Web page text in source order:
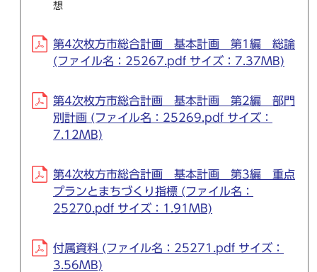
想
第4次枚方市総合計画 基本計画 第1編 総論
(ファイル名：25267.pdf サイズ：7.37MB)
第4次枚方市総合計画 基本計画 第2編 部門
別計画 (ファイル名：25269.pdf サイズ：
7.12MB)
第4次枚方市総合計画 基本計画 第3編 重点
プランとまちづくり指標 (ファイル名：
25270.pdf サイズ：1.91MB)
付属資料 (ファイル名：25271.pdf サイズ：
3.56MB)